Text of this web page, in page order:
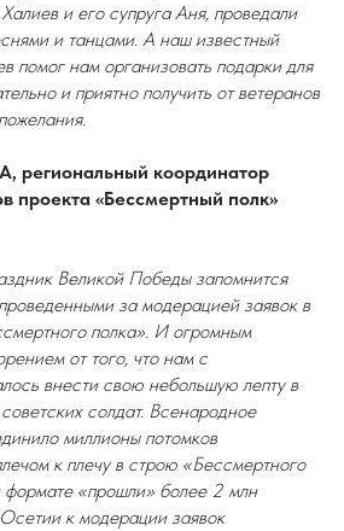
и его супруга Аня, проведали
и танцами. А наш известный
помог нам организовать подарки для
и приятно получить от ветеранов
региональный координатор
проекта «Бессмертный полк»
Великой Победы запомнится
за модерацией заявок в
полка». И огромным
от того, что нам с
внести свою небольшую лепту в
солдат. Всенародное
миллионы потомков
к плечу в строю «Бессмертного
формате «прошли» более 2 млн
к модерации заявок